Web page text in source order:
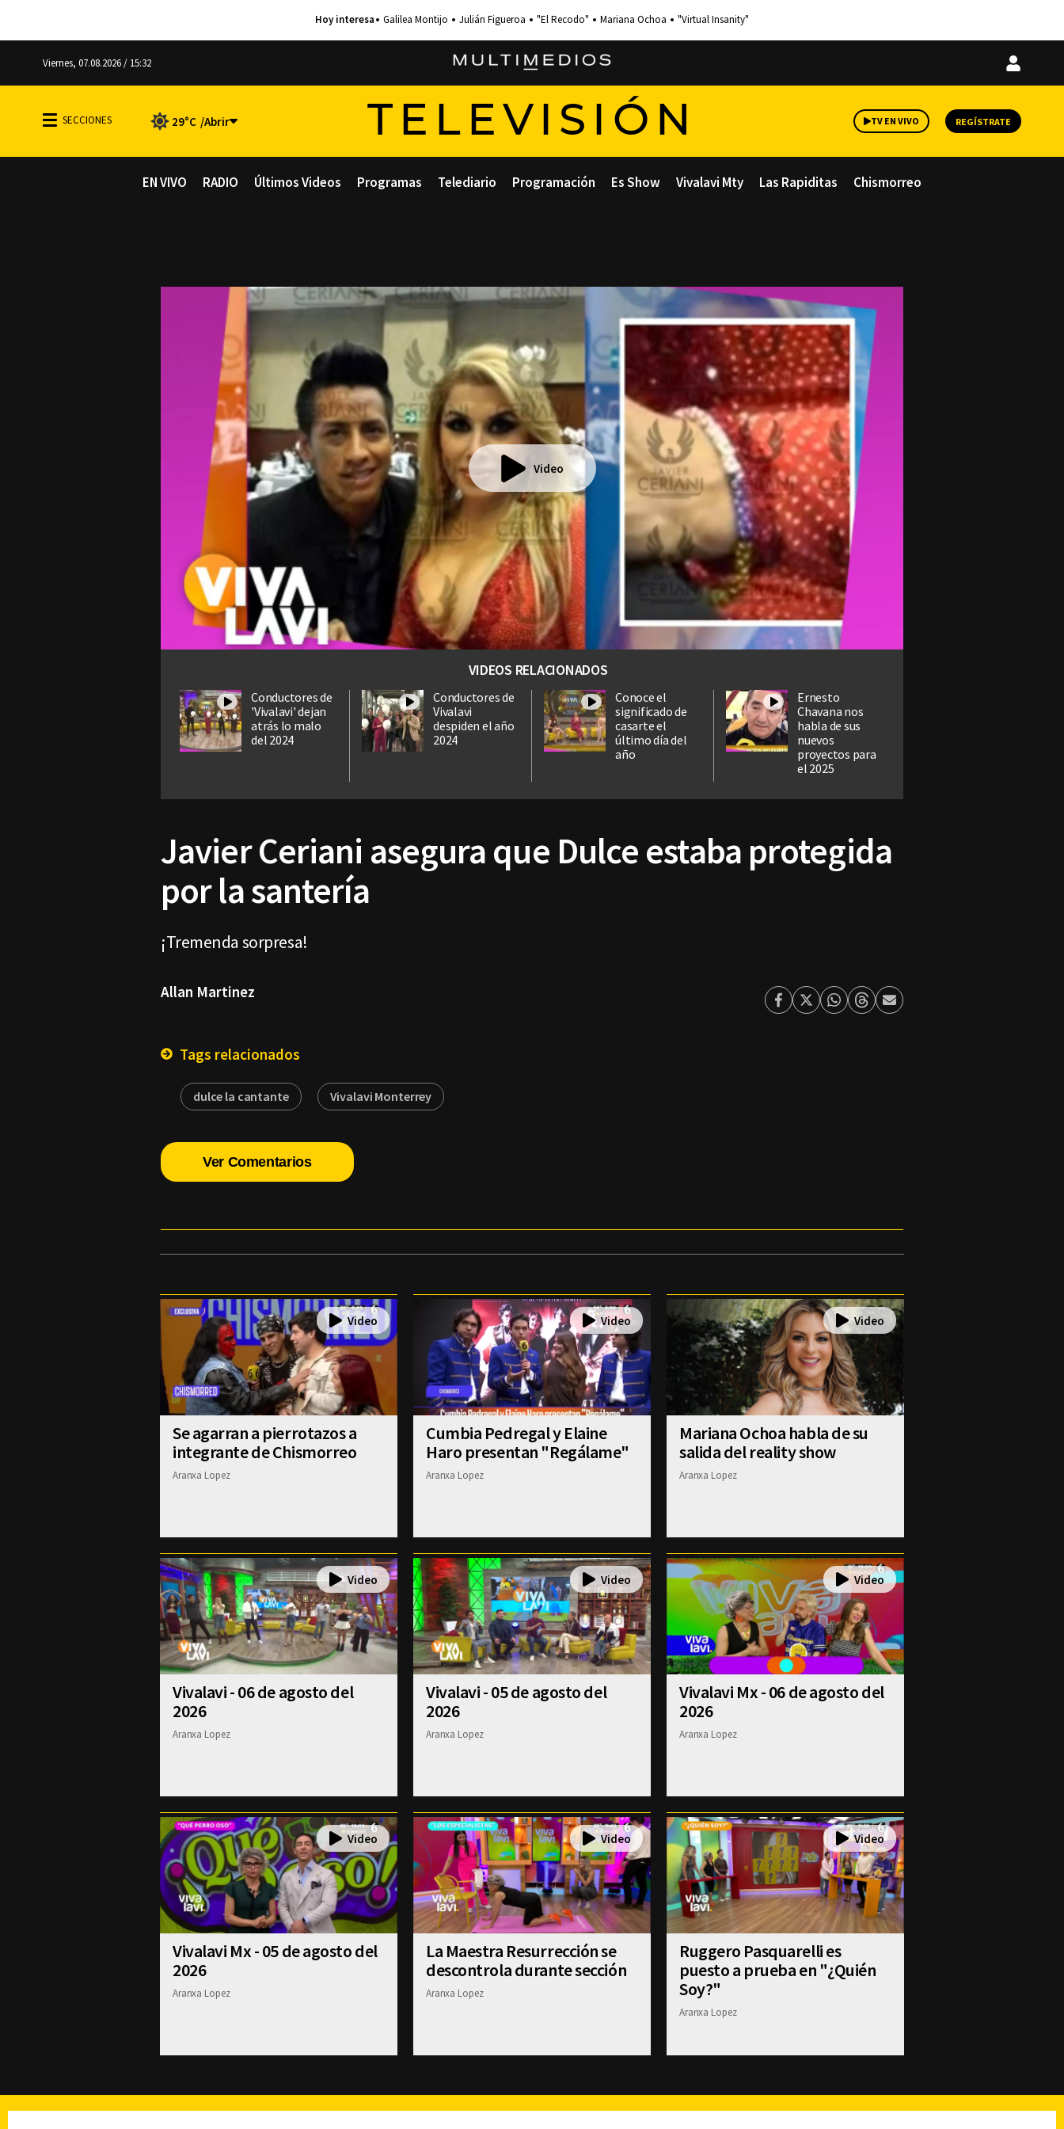
Galilea Montijo Julián Figueroa "El Recodo" Mariana Ochoa "Virtual Insanity"
Viernes, 07.08.2026 / 15:32
Iniciar
29°C TELEVISIÓN TV EN VIVO REGÍSTRATE
EN VIVO RADIO Últimos Videos Programas Telediario Programación Es Show Vivalavi Mty Las Rapiditas Chismorreo
Video
VIDEOS RELACIONADOS
Conductores de
'Vivalavi' dejan
atrás lo malo
del 2024
Conductores de
Vivalavi
despiden el año
2024
Conoce el
significado de
casarte el
último día del
año
Ernesto
Chavana nos
habla de sus
nuevos
proyectos para
el 2025
Javier Ceriani asegura que Dulce estaba protegida
por la santería
¡Tremenda sorpresa!
Allan Martinez
Facebook
TwitterWhatsapp
ThreadsEnviar
Tags relacionados
dulce la cantante Vivalavi Monterrey
Ver Comentarios
Se agarran a pierrotazos a
integrante de Chismorreo
Aranxa Lopez
Cumbia Pedregal y Elaine
Haro presentan "Regálame"
Aranxa Lopez
Mariana Ochoa habla de su
salida del reality show
Aranxa Lopez
Vivalavi - 06 de agosto del
2026
Aranxa Lopez
Vivalavi - 05 de agosto del
2026
Aranxa Lopez
Vivalavi Mx - 06 de agosto del
2026
Aranxa Lopez
Vivalavi Mx - 05 de agosto del
2026
Aranxa Lopez
La Maestra Resurrección se
descontrola durante sección
Aranxa Lopez
Ruggero Pasquarelli es
puesto a prueba en "¿Quién
Soy?"
Aranxa Lopez